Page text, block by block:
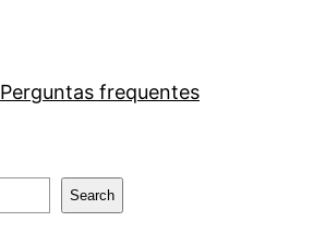
Perguntas frequentes
Search